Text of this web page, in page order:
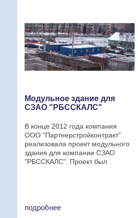
Блок-модуль состоит из 6 блок-
Модульное здание для
СЗАО "РБССКАЛС"
В конце 2012 года компания
ООО "Партнерстройконтракт"
реализовала проект модульного
здания для компании СЗАО
"РБССКАЛС". Проект был
Габаритные ...
подробнее